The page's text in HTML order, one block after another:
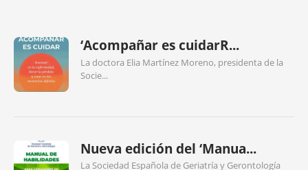
‘Acompañar es cuidarR...
La doctora Elia Martínez Moreno, presidenta de la
Socie...
Nueva edición del ‘Manua...
La Sociedad Española de Geriatría y Gerontología